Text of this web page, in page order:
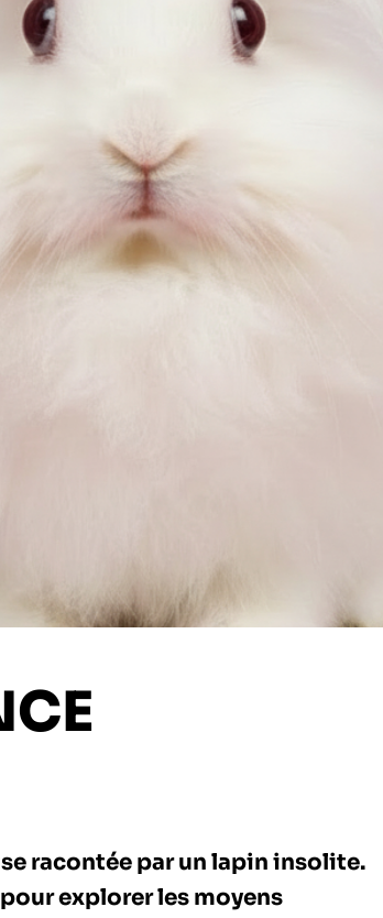
racontée par un lapin insolite.
explorer les moyens